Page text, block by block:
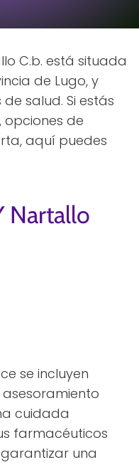
C.b. está situada
de Lugo, y
salud. Si estás
de
aquí puedes
Nartallo
se incluyen
cuidada
farmacéuticos
una